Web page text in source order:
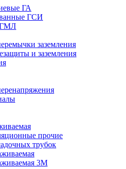
ГА
ГСИ
ГМЛ
заземления
и заземления
прочие
трубок
3М